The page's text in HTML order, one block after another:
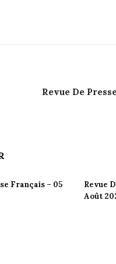
Revue De
Français – 05
Revue
Août